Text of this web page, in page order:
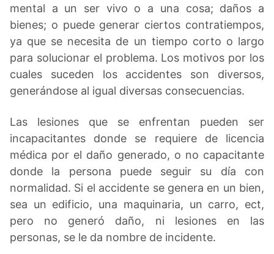
mental a un ser vivo o a una cosa; daños a
bienes; o puede generar ciertos contratiempos,
ya que se necesita de un tiempo corto o largo
para solucionar el problema. Los motivos por los
cuales suceden los accidentes son diversos,
generándose al igual diversas consecuencias.
Las lesiones que se enfrentan pueden ser
incapacitantes donde se requiere de licencia
médica por el daño generado, o no capacitante
donde la persona puede seguir su día con
normalidad. Si el accidente se genera en un bien,
sea un edificio, una maquinaria, un carro, ect,
pero no generó daño, ni lesiones en las
personas, se le da nombre de incidente.